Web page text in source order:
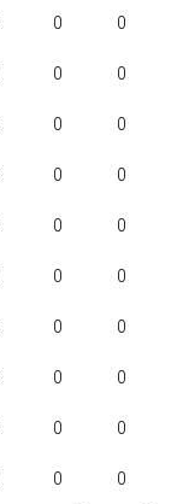
0 0
0 0
0 0
0 0
0 0
0 0
0 0
0 0
0 0
0 0